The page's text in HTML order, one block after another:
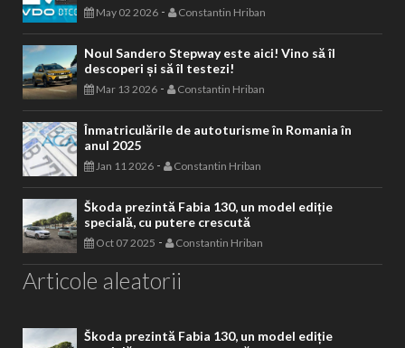
May 02 2026 - Constantin Hriban
Noul Sandero Stepway este aici! Vino să îl
descoperi și să îl testezi!
Mar 13 2026 - Constantin Hriban
Înmatriculările de autoturisme în Romania în
anul 2025
Jan 11 2026 - Constantin Hriban
Škoda prezintă Fabia 130, un model ediție
specială, cu putere crescută
Oct 07 2025 - Constantin Hriban
Articole aleatorii
Škoda prezintă Fabia 130, un model ediție